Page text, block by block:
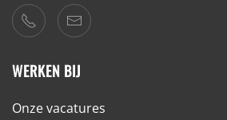
WERKEN BIJ
Onze vacatures